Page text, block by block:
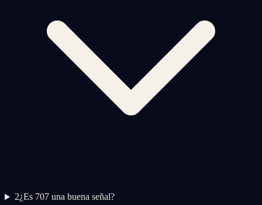
2¿Es 707 una buena señal?